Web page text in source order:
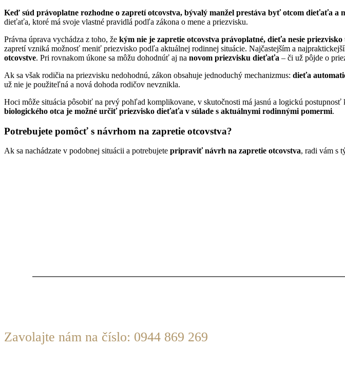
Keď súd právoplatne rozhodne o zapretí otcovstva, bývalý manžel prestáva byť otcom dieťaťa a
dieťaťa, ktoré má svoje vlastné pravidlá podľa zákona o mene a priezvisku.
Právna úprava vychádza z toho, že kým nie je zapretie otcovstva právoplatné, dieťa nesie priezvisko
zapretí vzniká možnosť meniť priezvisko podľa aktuálnej rodinnej situácie. Najčastejším a
otcovstve. Pri rovnakom úkone sa môžu dohodnúť aj na novom priezvisku dieťaťa – či už pôjde o
Ak sa však rodičia na priezvisku nedohodnú, zákon obsahuje jednoduchý mechanizmus: dieťa
už nie je použiteľná a nová dohoda rodičov nevznikla.
Hoci môže situácia pôsobiť na prvý pohľad komplikovane, v skutočnosti má jasnú a logickú postupnosť
biologického otca je možné určiť priezvisko dieťaťa v súlade s aktuálnymi rodinnými pomermi.
Potrebujete pomôcť s návrhom na zapretie otcovstva?
Ak sa nachádzate v podobnej situácii a potrebujete pripraviť návrh na zapretie otcovstva, radi vám s
Zavolajte nám na číslo: 0944 869 269